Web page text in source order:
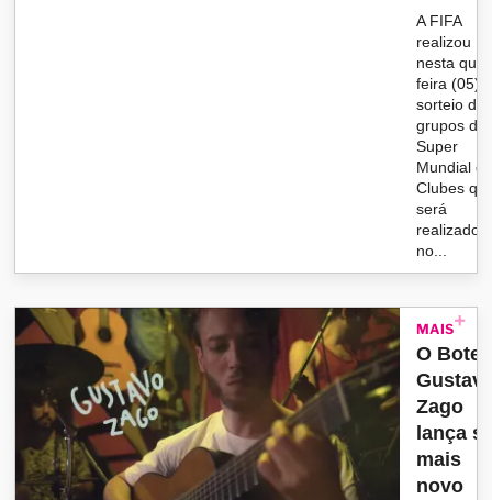
A FIFA
realizou
nesta
feira (05),
sorteio
grupos do
Super
Mundial
Clubes
será
realizado
no...
MAIS
O Bote:
Zago
lança
mais
novo